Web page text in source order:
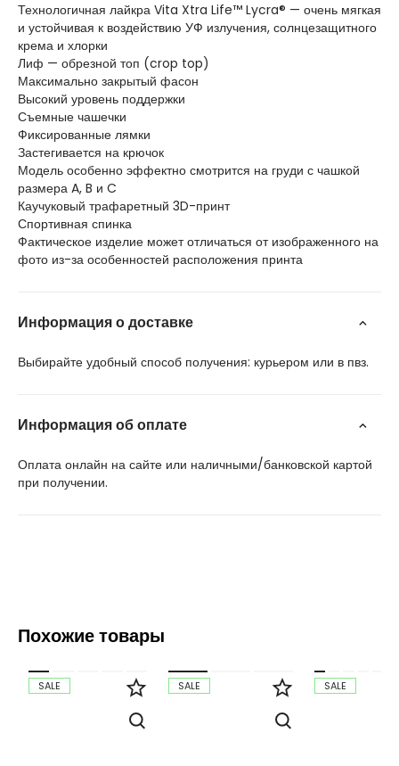
Технологичная лайкра Vita Xtra Life™ Lycra® — очень мягкая
и устойчивая к воздействию УФ излучения, солнцезащитного
крема и хлорки
Лиф — обрезной топ (crop top)
Максимально закрытый фасон
Высокий уровень поддержки
Съемные чашечки
Фиксированные лямки
Застегивается на крючок
Модель особенно эффектно смотрится на груди с чашкой
размера A, B и C
Каучуковый трафаретный 3D-принт
Спортивная спинка
Фактическое изделие может отличаться от изображенного на
фото из-за особенностей расположения принта
Информация о доставке
Выбирайте удобный способ получения: курьером или в пвз.
Информация об оплате
Оплата онлайн на сайте или наличными/банковской картой
при получении.
Похожие товары
SALE SALE SALE